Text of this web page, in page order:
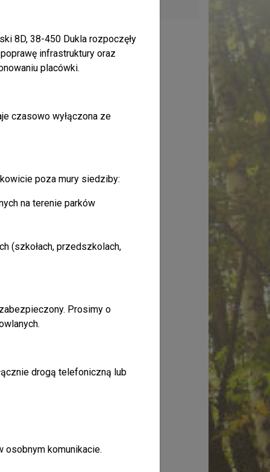
8D, 38-450 Dukla rozpoczęły
infrastruktury oraz
placówki.
czasowo wyłączona ze
poza mury siedziby:
na terenie parków
(szkołach, przedszkolach,
Prosimy o
drogą telefoniczną lub
osobnym komunikacie.